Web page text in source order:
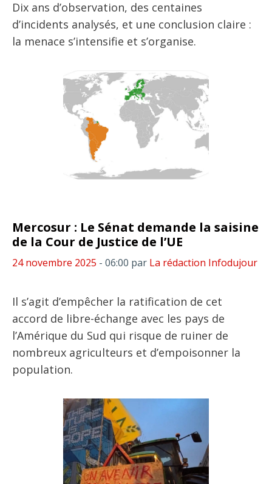
Dix ans d’observation, des centaines
d’incidents analysés, et une conclusion claire :
la menace s’intensifie et s’organise.
Mercosur : Le Sénat demande la saisine
de la Cour de Justice de l’UE
24 novembre 2025 - 06:00 par La rédaction Infodujour
Il s’agit d’empêcher la ratification de cet
accord de libre-échange avec les pays de
l’Amérique du Sud qui risque de ruiner de
nombreux agriculteurs et d’empoisonner la
population.